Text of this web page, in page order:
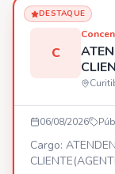
DESTAQUE
C
06/08/2026
Cargo: